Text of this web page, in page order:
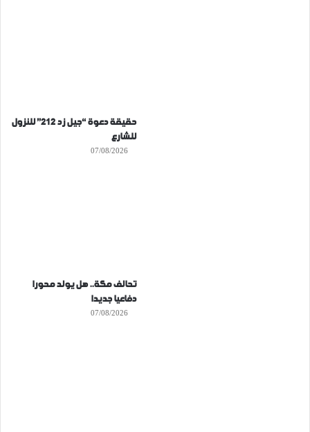
حقيقة دعوة “جيل زد 212” للنزول
للشارع
07/08/2026
تحالف مكة.. هل يولد محورا
دفاعيا جديدا
07/08/2026